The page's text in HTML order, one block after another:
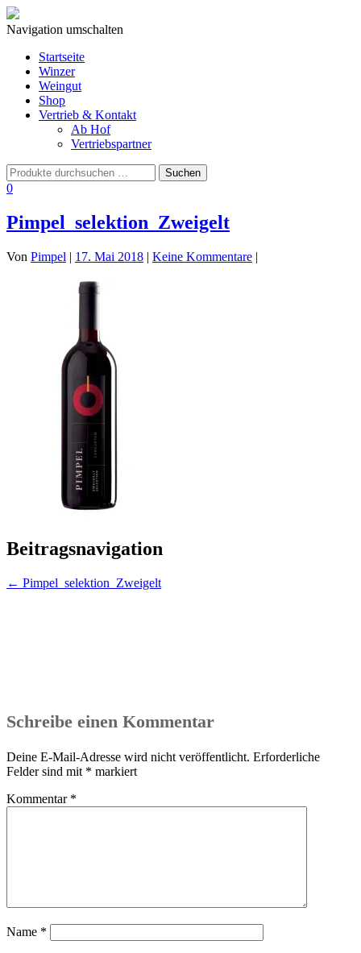
Navigation umschalten
Startseite
Winzer
Weingut
Shop
Vertrieb & Kontakt
Ab Hof
Vertriebspartner
0
Pimpel_selektion_Zweigelt
Von Pimpel | 17. Mai 2018 | Keine Kommentare |
Beitragsnavigation
← Pimpel_selektion_Zweigelt
Schreibe einen Kommentar
Deine E-Mail-Adresse wird nicht veröffentlicht. Erforderliche
Felder sind mit * markiert
Kommentar *
Name *